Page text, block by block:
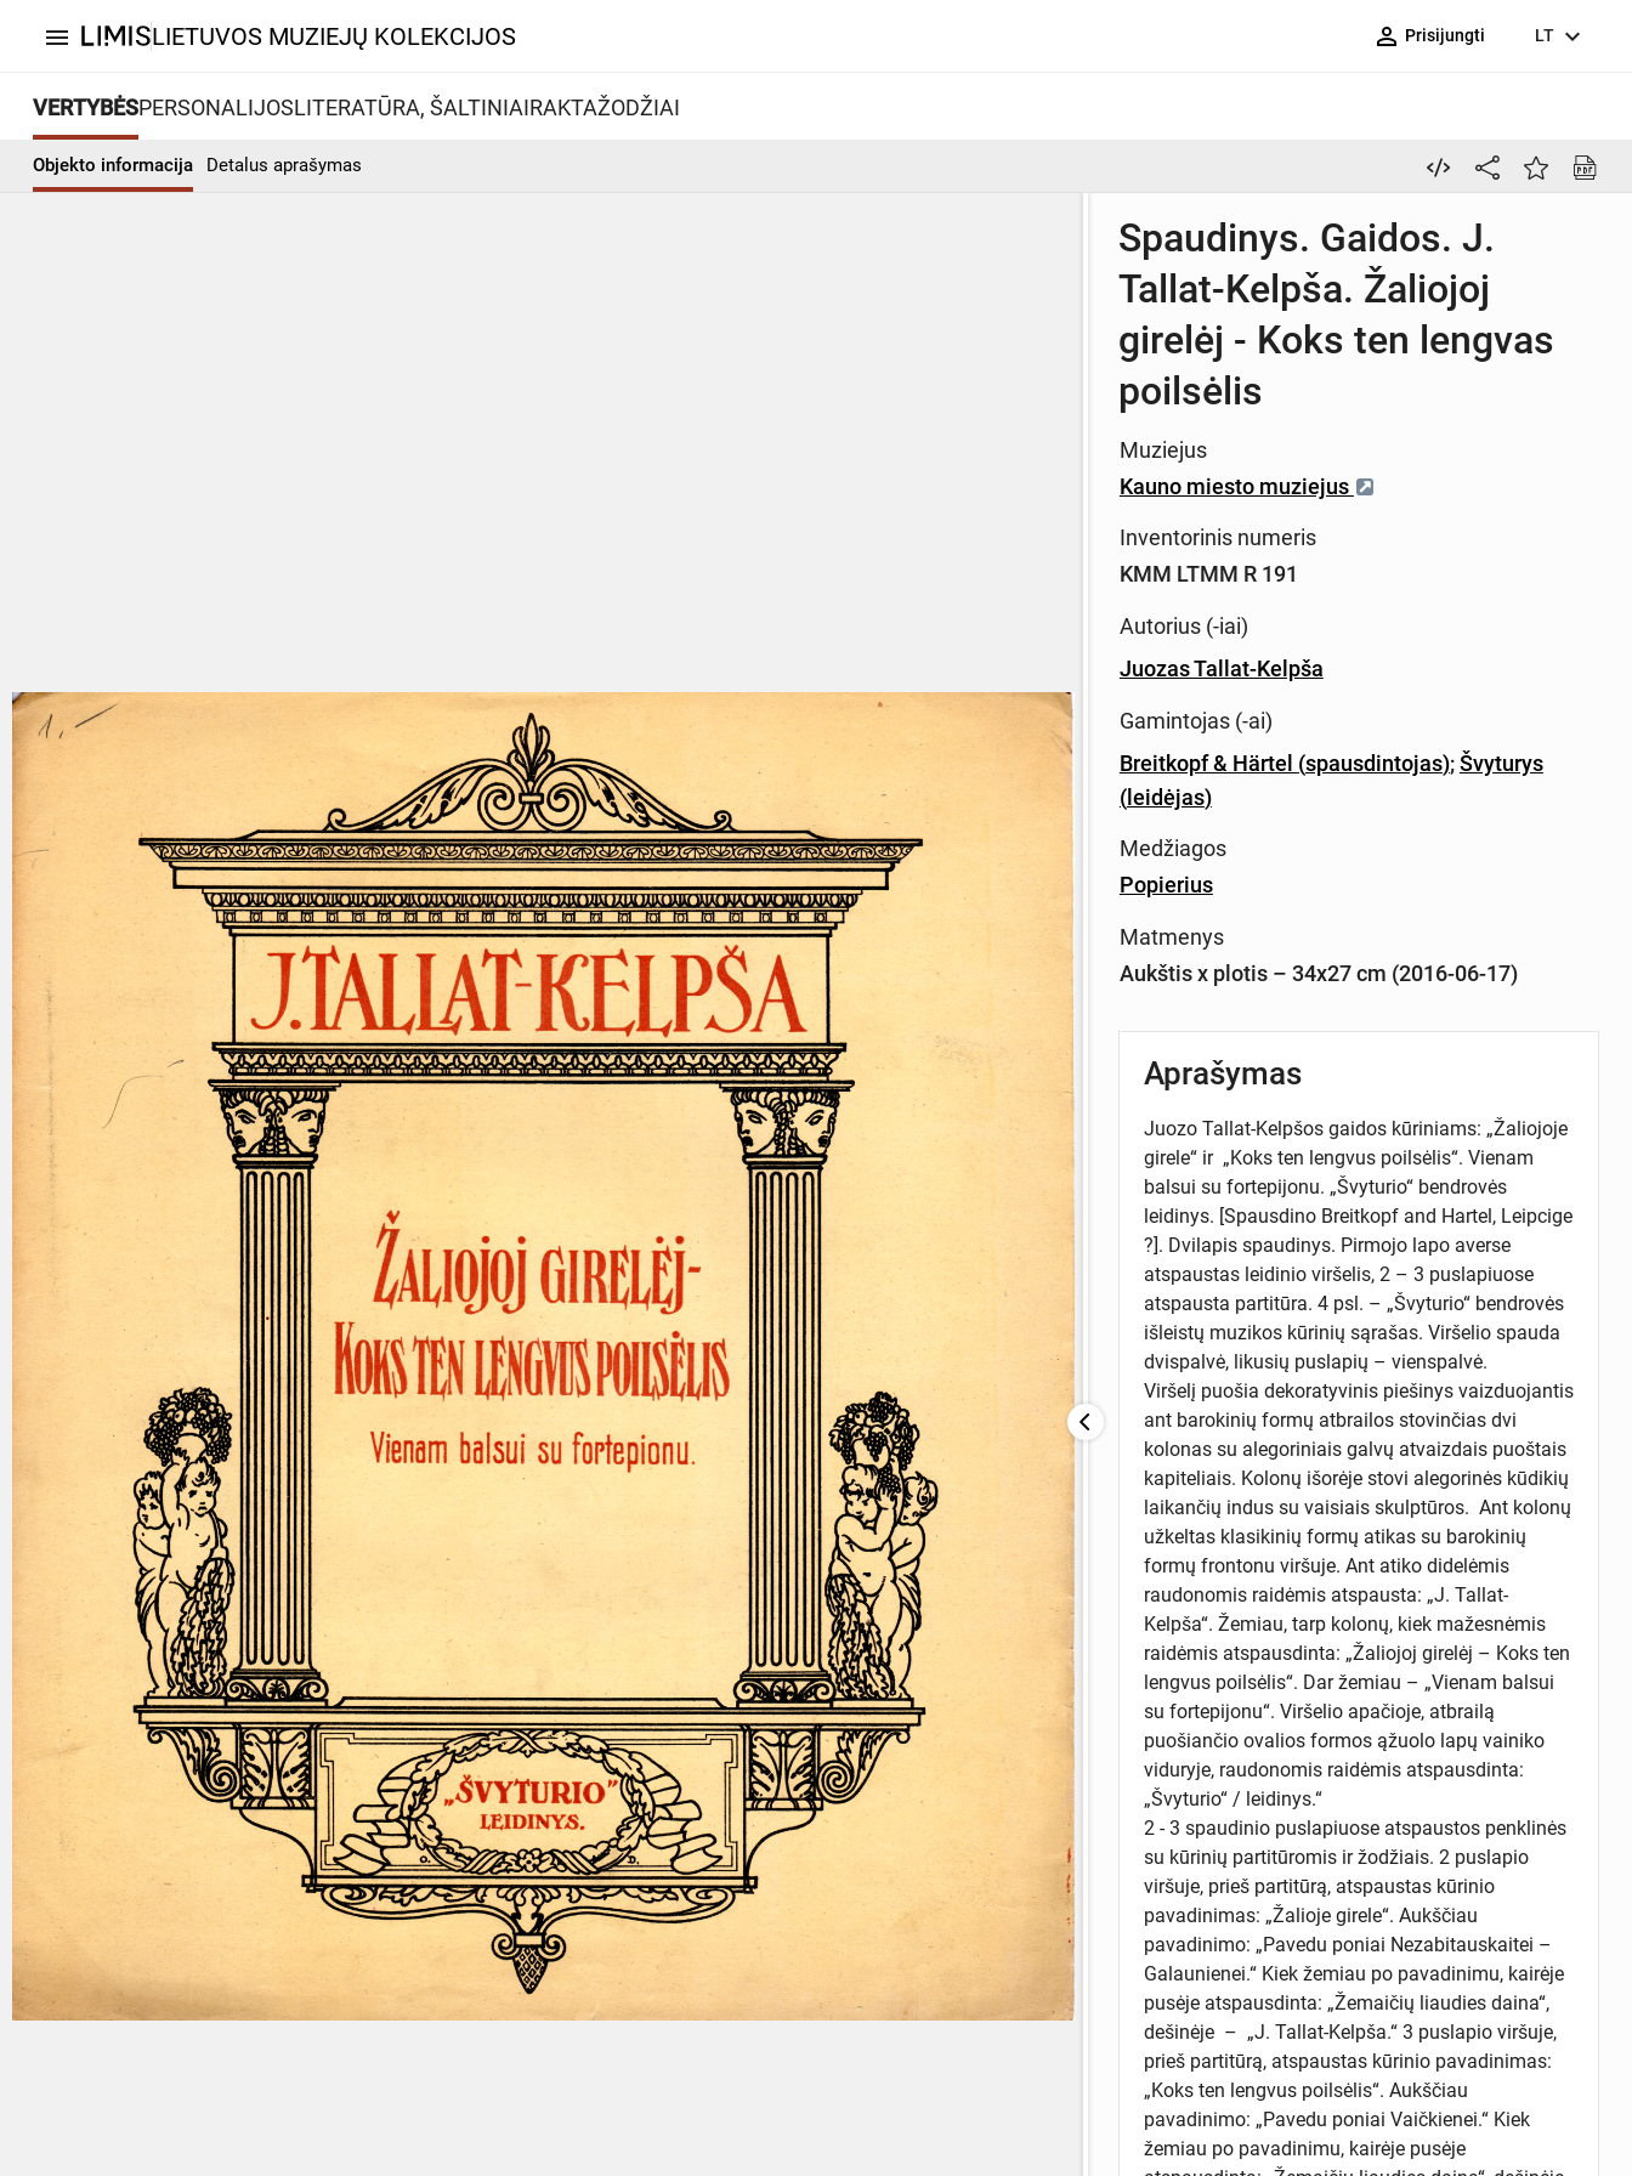
menu LIETUVOS MUZIEJŲ KOLEKCIJOS person_outline Prisijungti LT expand_more
VERTYBĖSPERSONALIJOSLITERATŪRA, ŠALTINIAIRAKTAŽODŽIAI
Objekto informacija Detalus aprašymas
Spaudinys. Gaidos. J.
Tallat-Kelpša. Žaliojoj
girelėj - Koks ten lengvas
poilsėlis
Muziejus
Kauno miesto muziejus
Inventorinis numeris
KMM LTMM R 191
Autorius (-iai)
Juozas Tallat-Kelpša
Gamintojas (-ai)
Breitkopf & Härtel (spausdintojas);Švyturys
(leidėjas)
Medžiagos
Popierius
Matmenys
Aukštis x plotis – 34x27 cm (2016-06-17)
Aprašymas
Juozo Tallat-Kelpšos gaidos kūriniams: „Žaliojoje
girele“ ir „Koks ten lengvus poilsėlis“. Vienam
balsui su fortepijonu. „Švyturio“ bendrovės
leidinys. [Spausdino Breitkopf and Hartel, Leipcige
?]. Dvilapis spaudinys. Pirmojo lapo averse
atspaustas leidinio viršelis, 2 – 3 puslapiuose
atspausta partitūra. 4 psl. – „Švyturio“ bendrovės
išleistų muzikos kūrinių sąrašas. Viršelio spauda
dvispalvė, likusių puslapių – vienspalvė.
Viršelį puošia dekoratyvinis piešinys vaizduojantis
ant barokinių formų atbrailos stovinčias dvi
kolonas su alegoriniais galvų atvaizdais puoštais
kapiteliais. Kolonų išorėje stovi alegorinės kūdikių
laikančių indus su vaisiais skulptūros. Ant kolonų
užkeltas klasikinių formų atikas su barokinių
formų frontonu viršuje. Ant atiko didelėmis
raudonomis raidėmis atspausta: „J. Tallat-
Kelpša“. Žemiau, tarp kolonų, kiek mažesnėmis
raidėmis atspausdinta: „Žaliojoj girelėj – Koks ten
lengvus poilsėlis“. Dar žemiau – „Vienam balsui
su fortepijonu“. Viršelio apačioje, atbrailą
puošiančio ovalios formos ąžuolo lapų vainiko
viduryje, raudonomis raidėmis atspausdinta:
„Švyturio“ / leidinys.“
2 - 3 spaudinio puslapiuose atspaustos penklinės
su kūrinių partitūromis ir žodžiais. 2 puslapio
viršuje, prieš partitūrą, atspaustas kūrinio
pavadinimas: „Žalioje girele“. Aukščiau
pavadinimo: „Pavedu poniai Nezabitauskaitei –
Galaunienei.“ Kiek žemiau po pavadinimu, kairėje
pusėje atspausdinta: „Žemaičių liaudies daina“,
dešinėje – „J. Tallat-Kelpša.“ 3 puslapio viršuje,
prieš partitūrą, atspaustas kūrinio pavadinimas:
„Koks ten lengvus poilsėlis“. Aukščiau
pavadinimo: „Pavedu poniai Vaičkienei.“ Kiek
žemiau po pavadinimu, kairėje pusėje